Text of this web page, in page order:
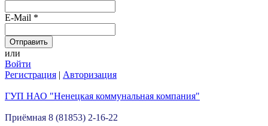
E-Mail *
или
Войти
Регистрация | Авторизация
ГУП НАО "Ненецкая коммунальная компания"
Приёмная 8 (81853) 2-16-22